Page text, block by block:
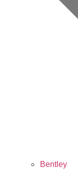
Bentley